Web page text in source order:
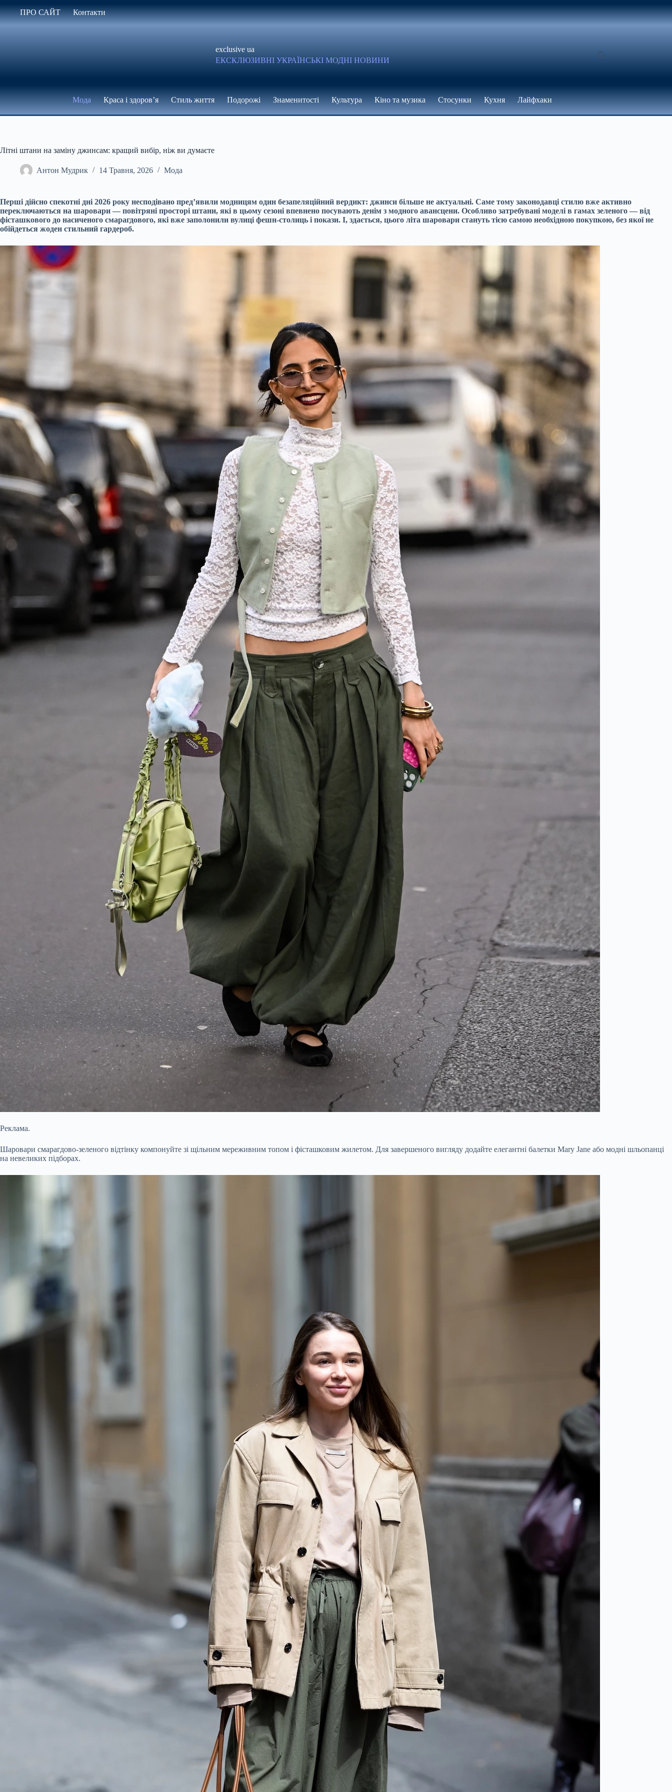
до
вмісту
ПРО САЙТ Контакти
exclusive ua
ЕКСКЛЮЗИВНІ УКРАЇНСЬКІ МОДНІ НОВИНИ
Мода Краса і здоров’я Стиль життя Подорожі Знаменитості Культура Кіно та музика Стосунки Кухня Лайфхаки
Літні штани на заміну джинсам: кращий вибір, ніж ви думаєте
Антон Мудрик 14 Травня, 2026 Мода
Перші дійсно спекотні дні 2026 року несподівано пред’явили модницям один безапеляційний вердикт: джинси більше не актуальні. Саме тому законодавці стилю вже активно
переключаються на шаровари — повітряні просторі штани, які в цьому сезоні впевнено посувають денім з модного авансцени. Особливо затребувані моделі в гамах зеленого — від
фісташкового до насиченого смарагдового, які вже заполонили вулиці фешн-столиць і покази. І, здається, цього літа шаровари стануть тією самою необхідною покупкою, без якої не
обійдеться жоден стильний гардероб.
Реклама.
Шаровари смарагдово-зеленого відтінку компонуйте зі щільним мереживним топом і фісташковим жилетом. Для завершеного вигляду додайте елегантні балетки Mary Jane або модні шльопанці
на невеликих підборах.